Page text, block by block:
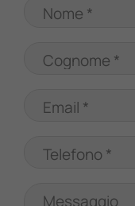
Contattaci
Nome *
Cognome *
Email *
Telefono *
Messaggio